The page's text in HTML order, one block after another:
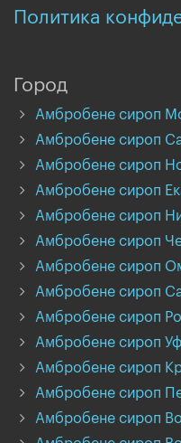
Политика
Город
Амбробене сироп
Амбробене сироп
Амбробене сироп
Амбробене сироп
Амбробене сироп
Амбробене сироп
Амбробене сироп
Амбробене сироп
Амбробене сироп
Амбробене сироп
Амбробене сироп
Амбробене сироп
Амбробене сироп